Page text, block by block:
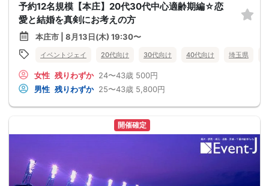
予約12名規模【本庄】20代30代中心適齢期編☆恋
愛と結婚を真剣にお考えの方
本庄市 | 8月13日(木) 19:30〜
イベントジェイ 20代向け 30代向け 40代向け 埼玉県
女性 残りわずか 24〜43歳 500円
男性 残りわずか 25〜43歳 5,800円
開催確定